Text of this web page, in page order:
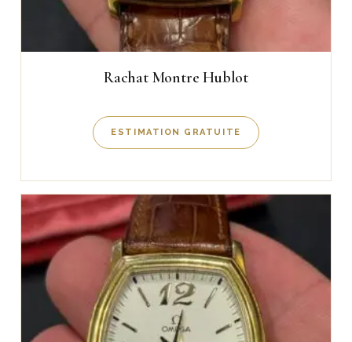
Rachat Montre Hublot
ESTIMATION GRATUITE